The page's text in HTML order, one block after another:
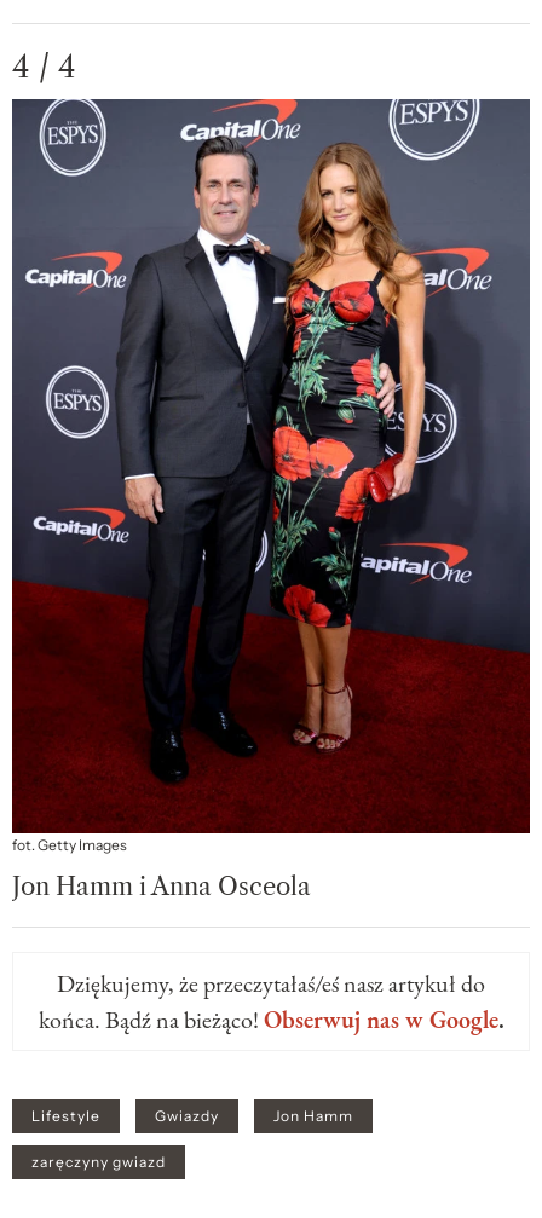
4 / 4
fot. Getty Images
Jon Hamm i Anna Osceola
Dziękujemy, że przeczytałaś/eś nasz artykuł do
końca. Bądź na bieżąco!Obserwuj nas w Google.
Lifestyle Gwiazdy Jon Hamm
zaręczyny gwiazd